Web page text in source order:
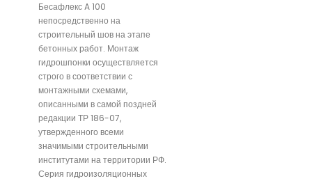
Бесафлекс A 100
непосредственно на
строительный шов на этапе
бетонных работ. Монтаж
гидрошпонки осуществляется
строго в соответствии с
монтажными схемами,
описанными в самой поздней
редакции ТР 186-07,
утвержденного всеми
значимыми строительными
институтами на территории РФ.
Серия гидроизоляционных